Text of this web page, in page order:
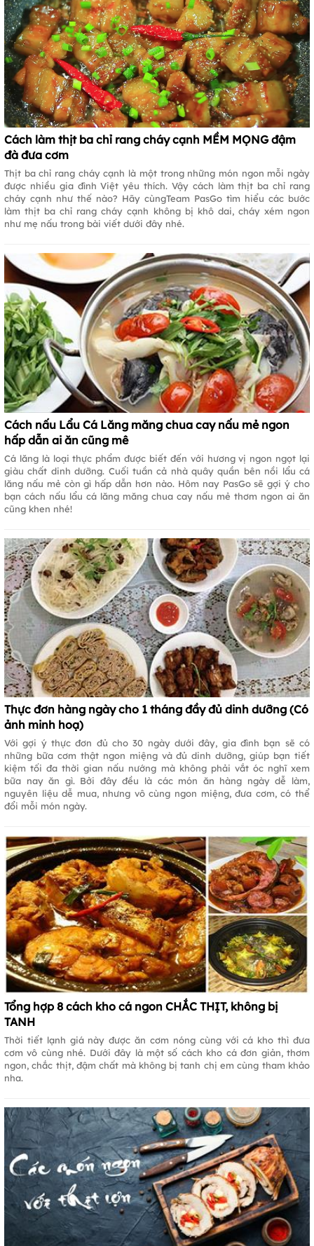
Cách làm thịt ba chỉ rang cháy cạnh MỀM MỌNG đậm
đà đưa cơm
Thịt ba chỉ rang cháy cạnh là một trong những món ngon mỗi ngày
được nhiều gia đình Việt yêu thích. Vậy cách làm thịt ba chỉ rang
cháy cạnh như thế nào? Hãy cùngTeam PasGo tìm hiểu các bước
làm thịt ba chỉ rang cháy cạnh không bị khô dai, cháy xém ngon
như mẹ nấu trong bài viết dưới đây nhé.
Cách nấu Lẩu Cá Lăng măng chua cay nấu mẻ ngon
hấp dẫn ai ăn cũng mê
Cá lăng là loại thực phẩm được biết đến với hương vị ngon ngọt lại
giàu chất dinh dưỡng. Cuối tuần cả nhà quây quần bên nồi lẩu cá
lăng nấu mẻ còn gì hấp dẫn hơn nào. Hôm nay PasGo sẽ gợi ý cho
bạn cách nấu lẩu cá lăng măng chua cay nấu mẻ thơm ngon ai ăn
cũng khen nhé!
Thực đơn hàng ngày cho 1 tháng đầy đủ dinh dưỡng (Có
ảnh minh hoạ)
Với gợi ý thực đơn đủ cho 30 ngày dưới đây, gia đình bạn sẽ có
những bữa cơm thật ngon miệng và đủ dinh dưỡng, giúp bạn tiết
kiệm tối đa thời gian nấu nướng mà không phải vắt óc nghĩ xem
bữa nay ăn gì. Bởi đây đều là các món ăn hàng ngày dễ làm,
nguyên liệu dễ mua, nhưng vô cùng ngon miệng, đưa cơm, có thể
đổi mỗi món ngày.
Tổng hợp 8 cách kho cá ngon CHẮC THỊT, không bị
TANH
Thời tiết lạnh giá này được ăn cơm nóng cùng với cá kho thì đưa
cơm vô cùng nhé. Dưới đây là một số cách kho cá đơn giản, thơm
ngon, chắc thịt, đậm chất mà không bị tanh chị em cùng tham khảo
nha.